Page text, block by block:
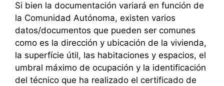
Si bien la documentación variará en función de
la Comunidad Autónoma, existen varios
datos/documentos que pueden ser comunes
como es la dirección y ubicación de la vivienda,
la superfície útil, las habitaciones y espacios, el
umbral máximo de ocupación y la identificación
del técnico que ha realizado el certificado de